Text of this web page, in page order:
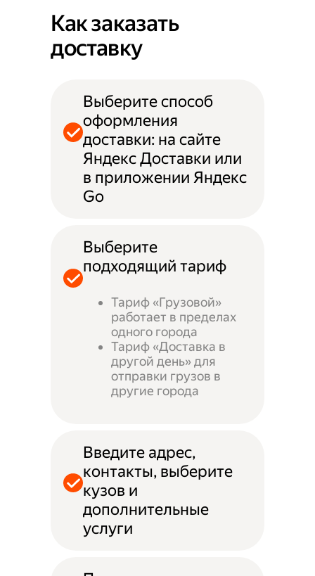
Как заказать
доставку
Выберите способ
оформления
доставки: на сайте
Яндекс Доставки или
в приложении Яндекс
Go
Выберите
подходящий тариф
Тариф «Грузовой»
работает в пределах
одного города
Тариф «Доставка в
другой день» для
отправки грузов в
другие города
Введите адрес,
контакты, выберите
кузов и
дополнительные
услуги